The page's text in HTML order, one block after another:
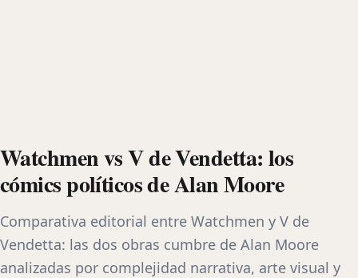
Watchmen vs V de Vendetta: los
cómics políticos de Alan Moore
Comparativa editorial entre Watchmen y V de
Vendetta: las dos obras cumbre de Alan Moore
analizadas por complejidad narrativa, arte visual y